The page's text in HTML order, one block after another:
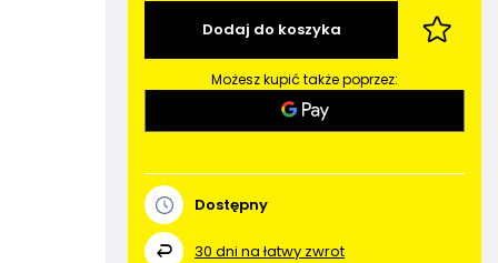
Dodaj do koszyka
Możesz kupić także poprzez:
Dostępny
30 dni na łatwy zwrot